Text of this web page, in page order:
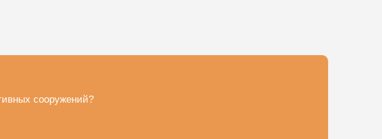
сооружений?